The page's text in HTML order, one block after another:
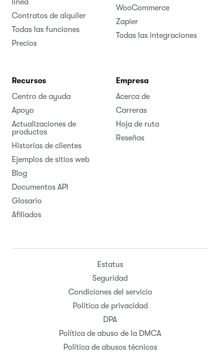
línea
Contratos de alquiler
Todas las funciones
Precios
WooCommerce
Zapier
Todas las integraciones
Recursos
Centro de ayuda
Apoyo
Actualizaciones de
productos
Historias de clientes
Ejemplos de sitios web
Blog
Documentos API
Glosario
Afiliados
Empresa
Acerca de
Carreras
Hoja de ruta
Reseñas
Estatus
Seguridad
Condiciones del servicio
Política de privacidad
DPA
Política de abuso de la DMCA
Política de abusos técnicos